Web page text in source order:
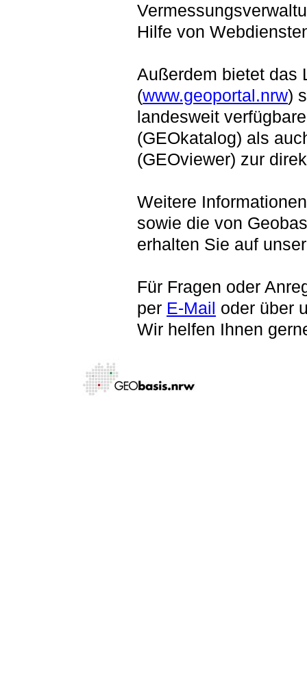
Hilfe von
Außerdem bietet das
(www.geoportal.nrw)
landesweit
(GEOkatalog) als
(GEOviewer) zur
Weitere
sowie die von
erhalten Sie auf
Für Fragen oder
per E-Mail oder über
Wir helfen Ihnen